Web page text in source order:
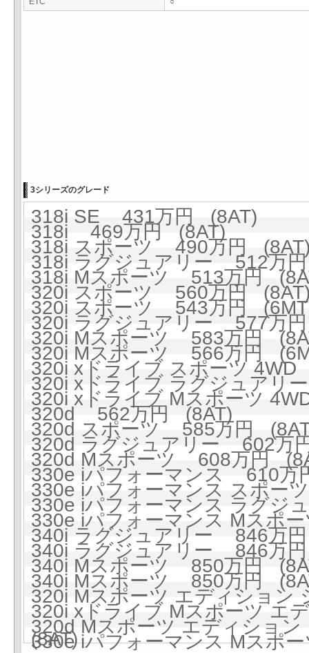
3シリーズのグレード
318i SE 431万円 (8AT)
318i 469万円 (8AT)
318i スポーツ 490万円
318i ラグジュアリー 512万
318i Mスポーツ 513万円
320i スポーツ 560万円
320i スポーツ 543万円
320i ラグジュアリー 577万
320i Mスポーツ 583万円
320i Mスポーツ 566万円
320i xドライブ スポーツ
320i xドライブ ラグジュア
320i xドライブ Mスポーツ
320d 562万円 (8AT)
320d スポーツ 585万円
320d ラグジュアリー 602万
320d Mスポーツ 608万円
330e iパフォーマンス 610万
330e iパフォーマンス スポ
330e iパフォーマンス ラグ
330e iパフォーマンス Mスポ
340i ラグジュアリー 846万
340i ラグジュアリー 846万
340i Mスポーツ 850万円
340i Mスポーツ 850万円
320i Mスポーツ エディショ
320i xドライブ Mスポーツ
(8AT)
320d Mスポーツ エディショ
330e iパフォーマンス Mスポ